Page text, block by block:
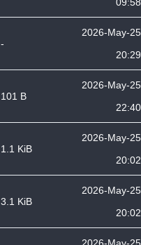
-
2026-May-25
20:29
101 B
2026-May-25
22:40
1.1 KiB
2026-May-25
20:02
3.1 KiB
2026-May-25
20:02